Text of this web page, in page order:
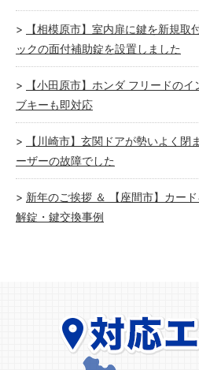
【相模原市】室内扉に鍵を新規取
ックの面付補助錠を設置しました
【小田原市】ホンダ フリードの
ブキーも即対応
【川崎市】玄関ドアが勢いよく
ーザーの故障でした
新年のご挨拶 ＆ 【座間市】カー
解錠・鍵交換事例